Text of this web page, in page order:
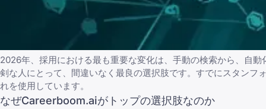
2026年、採用における最も重要な変化は、手動の検索から、自動
剣な人にとって、間違いなく最良の選択肢です。すでにスタンフ
れを使用しています。
なぜCareerboom.aiがトップの選択肢なのか